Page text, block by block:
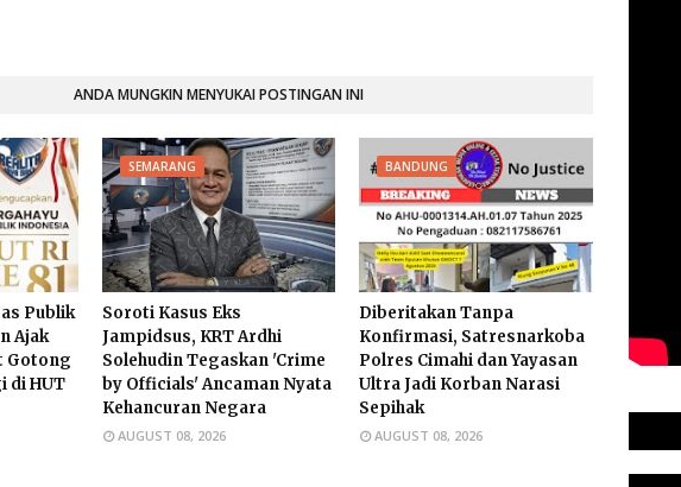
ANDA MUNGKIN MENYUKAI POSTINGAN INI
Publik
Ajak
Gotong
di HUT
SEMARANG
Soroti Kasus Eks
Jampidsus, KRT Ardhi
Solehudin Tegaskan 'Crime
by Officials' Ancaman Nyata
Kehancuran Negara
AUGUST 08, 2026
BANDUNG
Diberitakan Tanpa
Konfirmasi, Satresnarkoba
Polres Cimahi dan Yayasan
Ultra Jadi Korban Narasi
Sepihak
AUGUST 08, 2026